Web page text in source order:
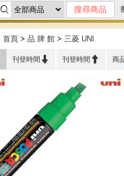

首頁 > 品 牌 館 > 三菱 UNI
刊登時間  刊登時間  商